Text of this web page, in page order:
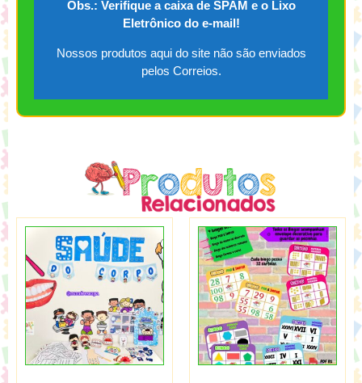
Obs.: Verifique a caixa de SPAM e o Lixo
Eletrônico do e-mail!
Nossos produtos aqui do site não são enviados
pelos Correios.